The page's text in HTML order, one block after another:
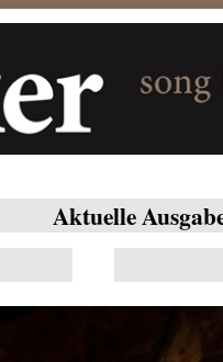
Aktuelle